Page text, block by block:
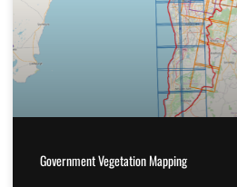
Government Vegetation Mapping